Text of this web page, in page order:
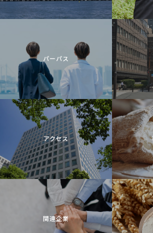
パーパス
アクセス
関連企業